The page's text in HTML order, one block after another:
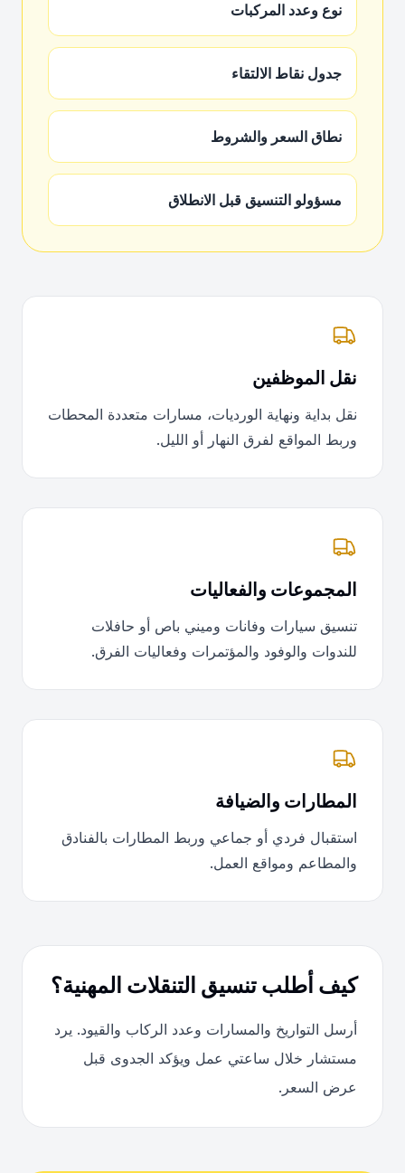
نوع وعدد المركبات
جدول نقاط الالتقاء
نطاق السعر والشروط
مسؤولو التنسيق قبل الانطلاق
نقل الموظفين
نقل بداية ونهاية الورديات، مسارات متعددة المحطات
وربط المواقع لفرق النهار أو الليل.
المجموعات والفعاليات
تنسيق سيارات وفانات وميني باص أو حافلات
للندوات والوفود والمؤتمرات وفعاليات الفرق.
المطارات والضيافة
استقبال فردي أو جماعي وربط المطارات بالفنادق
والمطاعم ومواقع العمل.
كيف أطلب تنسيق التنقلات المهنية؟
أرسل التواريخ والمسارات وعدد الركاب والقيود. يرد
مستشار خلال ساعتي عمل ويؤكد الجدوى قبل
عرض السعر.